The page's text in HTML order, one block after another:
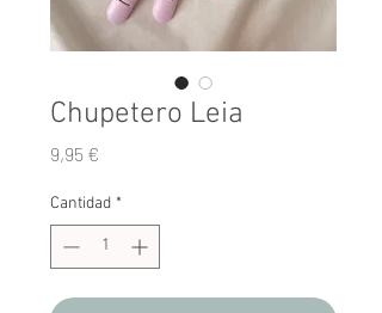
Chupetero Leia
9,95 €
Cantidad *